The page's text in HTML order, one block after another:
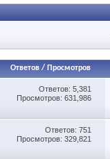
Ответов/ Просмотров
Ответов: 5,381
Просмотров: 631,986
Ответов: 751
Просмотров: 329,821